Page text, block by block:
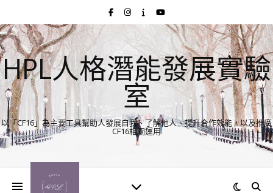
HPL人格潛能發展實驗
室
以「CF16」為主要工具幫助人發展自我、了解他人、提升合作效能，以及推廣
CF16相關運用